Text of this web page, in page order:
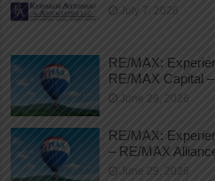
July 7, 2026
RE/MAX:
RE/MAX Capital
June 29, 2026
RE/MAX:
– RE/MAX
June 29, 2026